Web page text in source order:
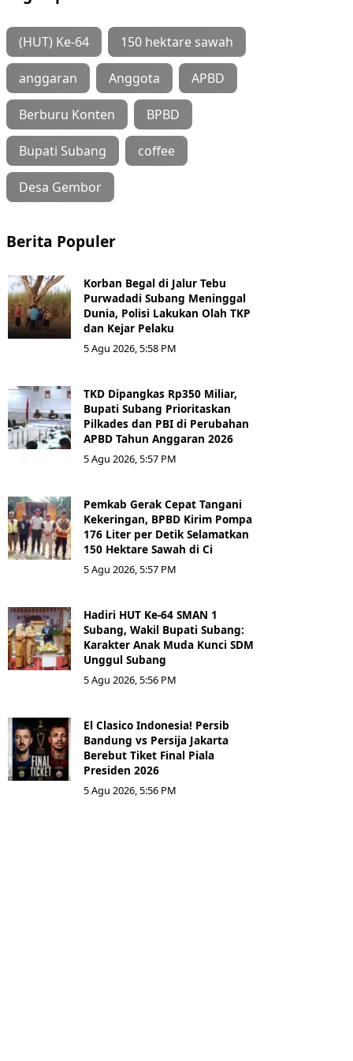
(HUT) Ke-64 150 hektare sawah
anggaran Anggota APBD
Berburu Konten BPBD
Bupati Subang coffee
Desa Gembor
Berita Populer
Korban Begal di Jalur Tebu
Purwadadi Subang Meninggal
Dunia, Polisi Lakukan Olah TKP
dan Kejar Pelaku
5 Agu 2026, 5:58 PM
TKD Dipangkas Rp350 Miliar,
Bupati Subang Prioritaskan
Pilkades dan PBI di Perubahan
APBD Tahun Anggaran 2026
5 Agu 2026, 5:57 PM
Pemkab Gerak Cepat Tangani
Kekeringan, BPBD Kirim Pompa
176 Liter per Detik Selamatkan
150 Hektare Sawah di Ci
5 Agu 2026, 5:57 PM
Hadiri HUT Ke-64 SMAN 1
Subang, Wakil Bupati Subang:
Karakter Anak Muda Kunci SDM
Unggul Subang
5 Agu 2026, 5:56 PM
El Clasico Indonesia! Persib
Bandung vs Persija Jakarta
Berebut Tiket Final Piala
Presiden 2026
5 Agu 2026, 5:56 PM